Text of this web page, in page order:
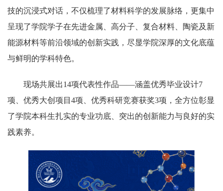
技的沉浸式对话，不仅梳理了材料科学的发展脉络，更集中
呈现了学院学子在先进金属、高分子、复合材料、陶瓷及新
能源材料等前沿领域的创新实践，尽显学院深厚的文化底蕴
与鲜明的学科特色。
现场共展出14项代表性作品——涵盖优秀毕业设计7
项、优秀大创项目4项、优秀科研竞赛获奖3项，全方位彰显
了学院本科生扎实的专业功底、突出的创新能力与良好的实
践素养。